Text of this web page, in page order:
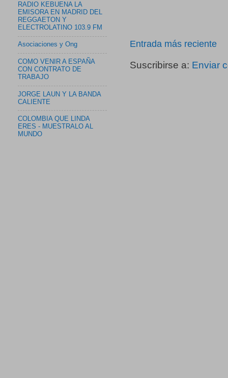
Entrada más reciente
Suscribirse a: Enviar
RADIO KEBUENA LA
EMISORA EN MADRID DEL
REGGAETON Y
ELECTROLATINO 103.9 FM
Asociaciones y Ong
COMO VENIR A ESPAÑA
CON CONTRATO DE
TRABAJO
JORGE LAUN Y LA BANDA
CALIENTE
COLOMBIA QUE LINDA
ERES - MUESTRALO AL
MUNDO